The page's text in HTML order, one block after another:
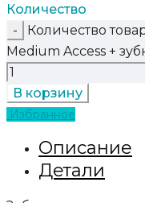
Количество
Количество
Medium Access +
В корзину
Избранное
Описание
Детали